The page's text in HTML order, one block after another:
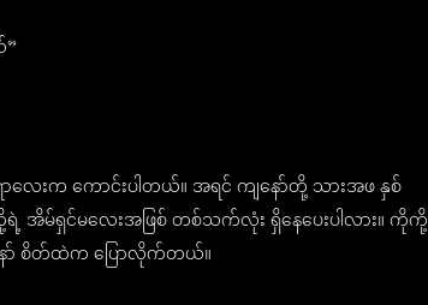
က ကောင်းပါတယ်။ အရင် ကျနော်တို့ သားအဖ နှစ်
ရှင်မလေးအဖြစ် တစ်သက်လုံး ရှိနေပေးပါလား။ ကိုကို့
နော် စိတ်ထဲက ပြောလိုက်တယ်။